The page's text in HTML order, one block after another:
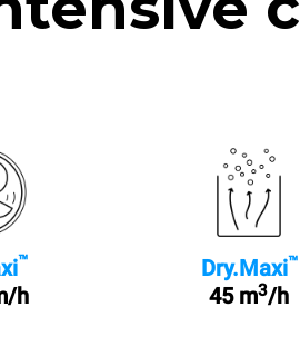
™
h
Dry.Maxi™
45 m3/h